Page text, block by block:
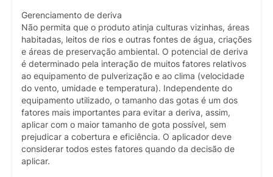
Gerenciamento de deriva
Não permita que o produto atinja culturas vizinhas, áreas
habitadas, leitos de rios e outras fontes de água, criações
e áreas de preservação ambiental. O potencial de deriva
é determinado pela interação de muitos fatores relativos
ao equipamento de pulverização e ao clima (velocidade
do vento, umidade e temperatura). Independente do
equipamento utilizado, o tamanho das gotas é um dos
fatores mais importantes para evitar a deriva, assim,
aplicar com o maior tamanho de gota possível, sem
prejudicar a cobertura e eficiência. O aplicador deve
considerar todos estes fatores quando da decisão de
aplicar.